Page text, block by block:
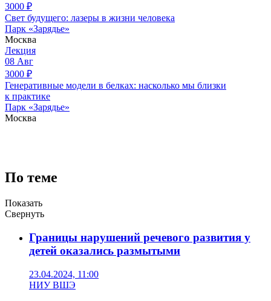
3000 ₽
Свет будущего: лазеры в жизни человека
Парк «Зарядье»
Москва
Лекция
08 Авг
3000 ₽
Генеративные модели в белках: насколько мы близки
к практике
Парк «Зарядье»
Москва
По теме
Показать
Свернуть
Границы нарушений речевого развития у
детей оказались размытыми
23.04.2024, 11:00
НИУ ВШЭ